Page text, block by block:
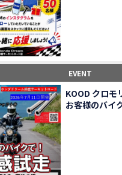
Honda Dream鈴鹿・松阪・四日市 ３
NEW BIKE「HAWK 11」新型ロードスポー
NEW BIKE「ダックス125」新型レジャーバ
Honda Dream 鈴鹿 オフロードス
【新車中古車多数】三重県でバイクを探すなら！
【県下最大規模】三重県でバイクを探すなら！
「CBR400R」「400X」の仕様
大型プレミアムツアラー「Gold Wing」 シリーズのカラー
クルーザーモデル 「Rebel 250 S Edition
「CT125・ハンターカブ」 に新
「CB1100 EX Final Edition」「CB1100
EVENT
KOOD クロモ
お客様のバイ